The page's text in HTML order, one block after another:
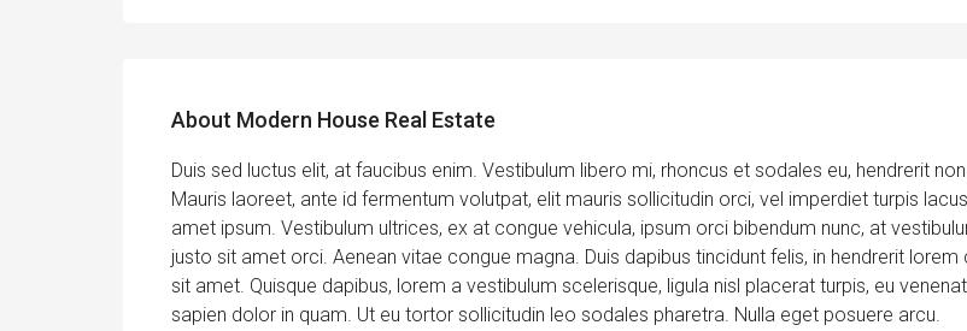
About Modern House Real Estate
Duis sed luctus elit, at faucibus enim. Vestibulum libero mi, rhoncus et sodales eu, hendrerit
Mauris laoreet, ante id fermentum volutpat, elit mauris sollicitudin orci, vel imperdiet turpis
amet ipsum. Vestibulum ultrices, ex at congue vehicula, ipsum orci bibendum nunc, at
justo sit amet orci. Aenean vitae congue magna. Duis dapibus tincidunt felis, in hendrerit lorem
sit amet. Quisque dapibus, lorem a vestibulum scelerisque, ligula nisl placerat turpis, eu
sapien dolor in quam. Ut eu tortor sollicitudin leo sodales pharetra. Nulla eget posuere arcu.